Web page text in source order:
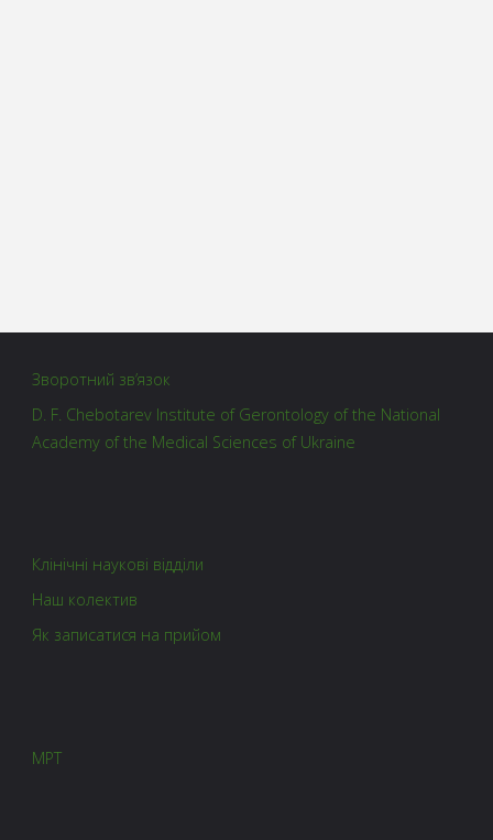
Зворотний зв’язок
D. F. Chebotarev Institute of Gerontology of the National
Academy of the Medical Sciences of Ukraine
Клінічні наукові відділи
Наш колектив
Як записатися на прийом
МРТ